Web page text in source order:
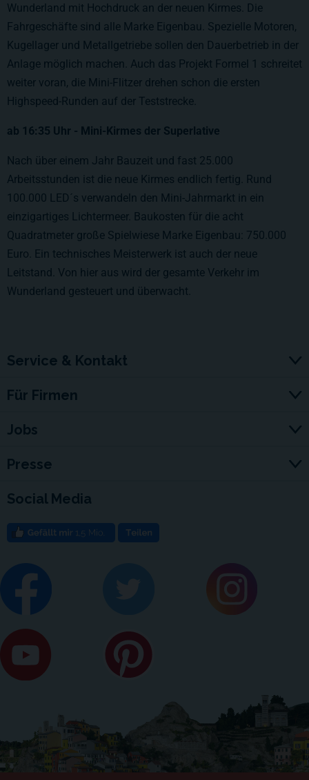
Wunderland mit Hochdruck an der neuen Kirmes. Die
Fahrgeschäfte sind alle Marke Eigenbau. Spezielle Motoren,
Kugellager und Metallgetriebe sollen den Dauerbetrieb in der
Anlage möglich machen. Auch das Projekt Formel 1 schreitet
weiter voran, die Mini-Flitzer drehen schon die ersten
Highspeed-Runden auf der Teststrecke.
ab 16:35 Uhr - Mini-Kirmes der Superlative
Nach über einem Jahr Bauzeit und fast 25.000
Arbeitsstunden ist die neue Kirmes endlich fertig. Rund
100.000 LED´s verwandeln den Mini-Jahrmarkt in ein
einzigartiges Lichtermeer. Baukosten für die acht
Quadratmeter große Spielwiese Marke Eigenbau: 750.000
Euro. Ein technisches Meisterwerk ist auch der neue
Leitstand. Von hier aus wird der gesamte Verkehr im
Wunderland gesteuert und überwacht.
Service & Kontakt
Für Firmen
Jobs
Presse
Social Media